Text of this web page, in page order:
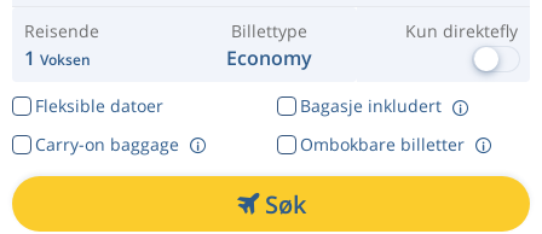
Reisende
1 Voksen
Billettype
Economy
Kun direktefly
Fleksible datoer
Bagasje inkludert
Ombokbare billetter
Carry-on baggage
Søk